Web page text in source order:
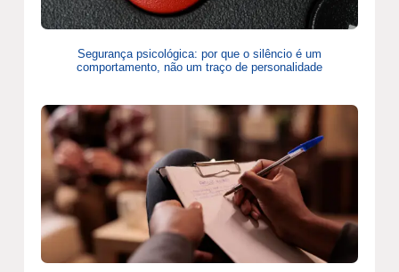
Segurança psicológica: por que o silêncio é um
comportamento, não um traço de personalidade